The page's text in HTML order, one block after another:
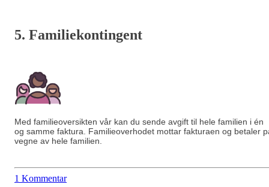
5. Familiekontingent
Med familieoversikten vår kan du sende avgift til hele familien i én
og samme faktura. Familieoverhodet mottar fakturaen og betaler
vegne av hele familien.
1 Kommentar